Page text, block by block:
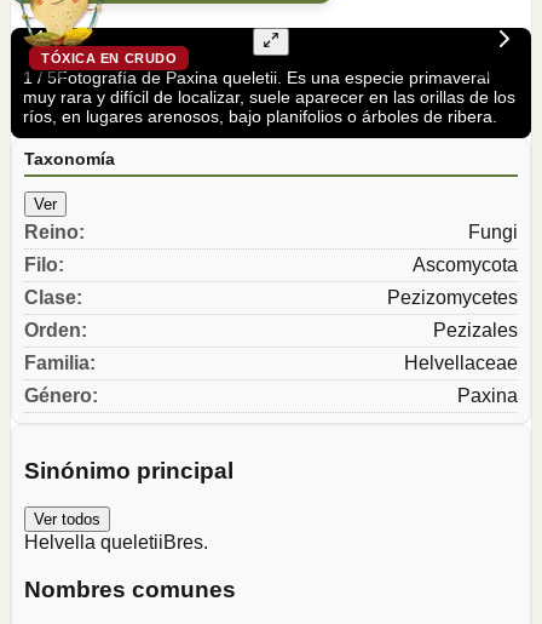
TÓXICA EN CRUDO
1 / 5Fotografía de Paxina queletii. Es una especie primaveral
muy rara y difícil de localizar, suele aparecer en las orillas de los
ríos, en lugares arenosos, bajo planifolios o árboles de ribera.
Taxonomía
Ver
Reino:
Fungi
Filo:
Ascomycota
Clase:
Pezizomycetes
Orden:
Pezizales
Familia:
Helvellaceae
Género: Paxina
Sinónimo principal
Ver todos
Helvella queletiiBres.
Nombres comunes